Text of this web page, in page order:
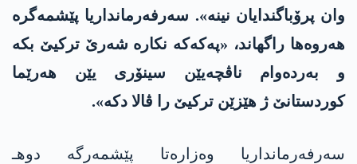
وان پرۆباگندایان نینە». سەرفەرمانداریا پێشمەگرە
هەروه‌ها راگهاند، «په‌كه‌كه‌ نکارە شەرێ ترکیێ بکە
و بەردەوام ناڤچەیێن سینۆری یێن هەرێما
کوردستانێ ژ هێزێن ترکیێ را ڤالا دکە».
سەرفەرمانداریا وەزارەتا پێشمەرگە دوهـ